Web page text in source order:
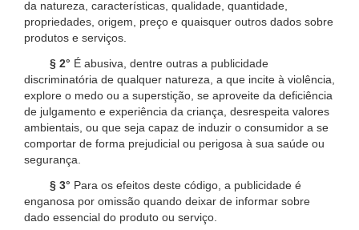
da natureza, características, qualidade, quantidade,
propriedades, origem, preço e quaisquer outros dados sobre
produtos e serviços.
§ 2° É abusiva, dentre outras a publicidade
discriminatória de qualquer natureza, a que incite à violência,
explore o medo ou a superstição, se aproveite da deficiência
de julgamento e experiência da criança, desrespeita valores
ambientais, ou que seja capaz de induzir o consumidor a se
comportar de forma prejudicial ou perigosa à sua saúde ou
segurança.
§ 3° Para os efeitos deste código, a publicidade é
enganosa por omissão quando deixar de informar sobre
dado essencial do produto ou serviço.